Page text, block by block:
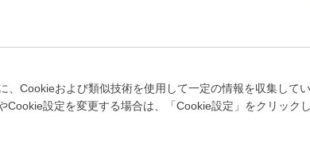
シー 個人情報のお取り扱いについて Cookie設定
Cookieおよび類似技術を使用して一定の情報を収集して
設定を変更する場合は、「Cookie設定」をクリックし